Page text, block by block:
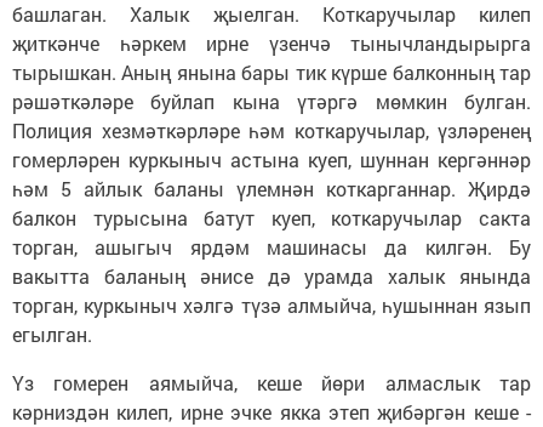
башлаган. Халык җыелган. Коткаручылар килеп
җиткәнче һәркем ирне үзенчә тынычландырырга
тырышкан. Аның янына бары тик күрше балконның тар
рәшәткәләре буйлап кына үтәргә мөмкин булган.
Полиция хезмәткәрләре һәм коткаручылар, үзләренең
гомерләрен куркыныч астына куеп, шуннан кергәннәр
һәм 5 айлык баланы үлемнән коткарганнар. Җирдә
балкон турысына батут куеп, коткаручылар сакта
торган, ашыгыч ярдәм машинасы да килгән. Бу
вакытта баланың әнисе дә урамда халык янында
торган, куркыныч хәлгә түзә алмыйча, һушыннан язып
егылган.
Үз гомерен аямыйча, кеше йөри алмаслык тар
кәрниздән килеп, ирне эчке якка этеп җибәргән кеше -